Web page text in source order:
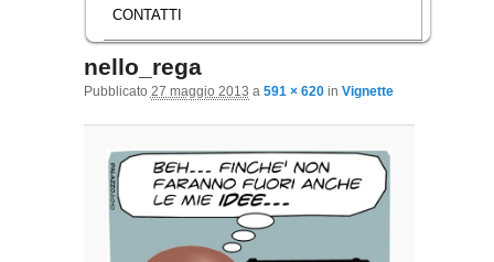
CONTATTI
Navigazione immagini
nello_rega
Pubblicato 27 maggio 2013 a 591 × 620in Vignette